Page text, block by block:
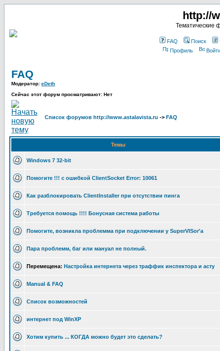
http://
Тематические
FAQ Поиск
Профиль
FAQ
Модератор: eDeth
Сейчас этот форум просматривают: Нет
Список форумов http://www.astalavista.ru -> FAQ
Темы
Windows 7 32-bit
Помогите !!! с ошибкой ClientSocket Error: 10061
Как разблокировать ClientInstaller при отсутствии пинга
Требуется помощь !!!! Бонусная система работы
Помогите, возникла проблемма при подключении у SuperVISor'a
Пара проблемм, баг или мануал не полный.
Перемещена: Настройка интернета через траффик инспектора и асту
Manual & FAQ
Список возможностей
интернет под WinXP
Хотим купить ... КОГДА можно будет это сделать?